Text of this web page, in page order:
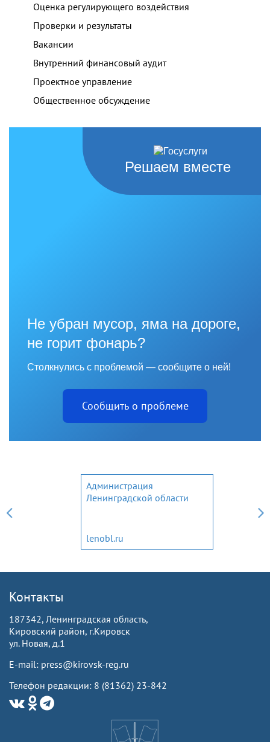
Оценка регулирующего воздействия
Проверки и результаты
Вакансии
Внутренний финансовый аудит
Проектное управление
Общественное обсуждение
Решаем вместе
Не убран мусор, яма на дороге,
не горит фонарь?
Столкнулись с проблемой — сообщите о ней!
Сообщить о проблеме
Администрация
Ленинградской области
lenobl.ru
Контакты
187342, Ленинградская область,
Кировский район, г.Кировск
ул. Новая, д.1
E-mail: press@kirovsk-reg.ru
Телефон редакции: 8 (81362) 23-842